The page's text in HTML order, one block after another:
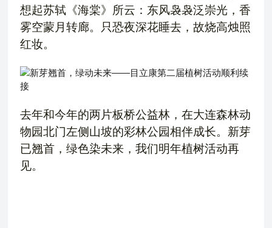
想起苏轼《海棠》所云：东风袅袅泛崇光，香
雾空蒙月转廊。只恐夜深花睡去，故烧高烛照
红妆。
去年和今年的两片板桥公益林，在大连森林动
物园北门左侧山坡的彩林公园相伴成长。新芽
已翘首，绿色染未来，我们明年植树活动再
见。